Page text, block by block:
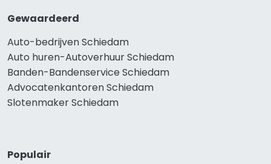
Gewaardeerd
Auto-bedrijven Schiedam
Auto huren-Autoverhuur Schiedam
Banden-Bandenservice Schiedam
Advocatenkantoren Schiedam
Slotenmaker Schiedam
Populair